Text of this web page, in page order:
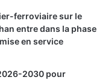
ferroviaire sur le
entre dans la phase
en service
2030 pour